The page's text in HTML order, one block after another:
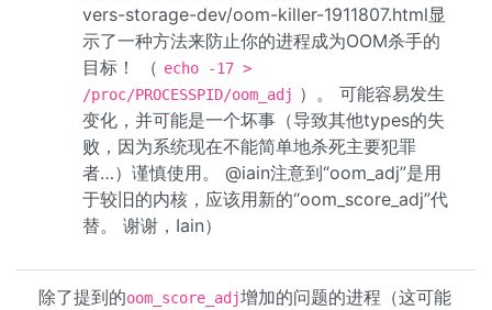
vers-storage-dev/oom-killer-1911807.html显
示了一种方法来防止你的进程成为OOM杀手的
目标！ （ echo -17 >
/proc/PROCESSPID/oom_adj ）。 可能容易发生
变化，并可能是一个坏事（导致其他types的失
败，因为系统现在不能简单地杀死主要犯罪
者…）谨慎使用。 @iain注意到“oom_adj”是用
于较旧的内核，应该用新的“oom_score_adj”代
替。 谢谢，Iain）
除了提到的oom_score_adj增加的问题的进程（这可能